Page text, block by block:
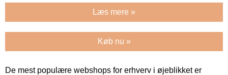
Læs mere »
Køb nu »
De mest populære webshops for erhverv i øjeblikket er